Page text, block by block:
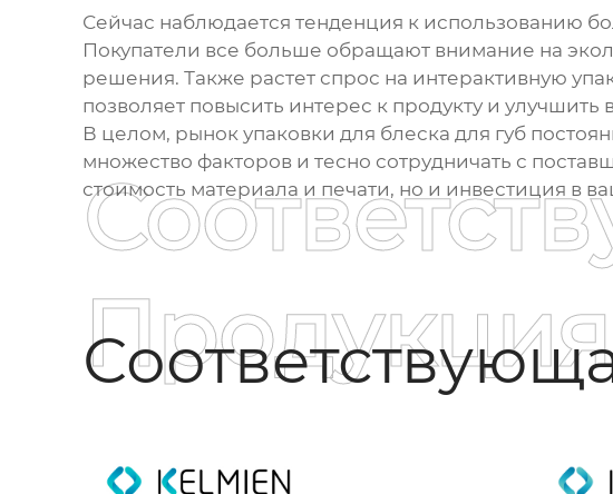
Сейчас наблюдается тенденция к использованию
Покупатели все больше обращают внимание на
решения. Также растет спрос на интерактивную
позволяет повысить интерес к продукту и
В целом, рынок упаковки для блеска для губ
множество факторов и тесно сотрудничать с
стоимость материала и печати, но и инвестиция в
Продукция